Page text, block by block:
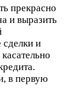
прекрасно
и выразить
сделки и
в первую